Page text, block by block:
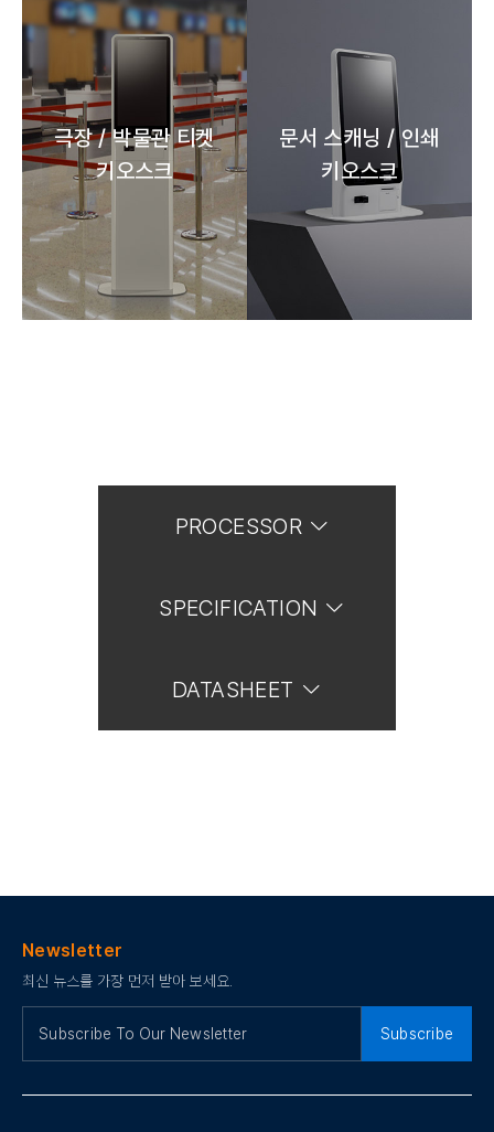
극장 / 박물관 티켓
키오스크
문서 스캐닝 / 인쇄
키오스크
PROCESSOR
SPECIFICATION
DATASHEET
Newsletter
최신 뉴스를 가장 먼저 받아 보세요.
Subscribe